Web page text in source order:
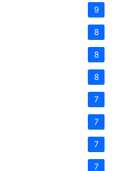
9
8
8
8
7
7
7
7